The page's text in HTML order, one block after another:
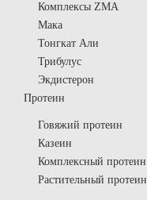
Комплексы ZMA
Мака
Тонгкат Али
Трибулус
Экдистерон
Протеин
Говяжий протеин
Казеин
Комплексный протеин
Растительный протеин